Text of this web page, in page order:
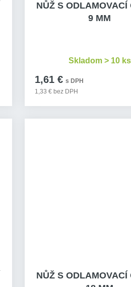
NŮŽ S ODLAMOVACÍ
9 MM
1,61 € s DPH
1,33 € bez DPH
Skladom > 10 ks
NŮŽ S ODLAMOVACÍ